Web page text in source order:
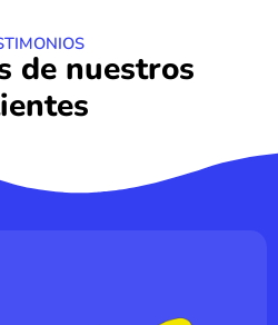
de nuestros